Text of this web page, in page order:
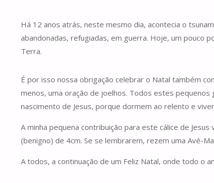
Há 12 anos atrás, neste mesmo dia, acontecia o
abandonadas, refugiadas, em guerra. Hoje, um pouco
Terra.
É por isso nossa obrigação celebrar o Natal também
menos, uma oração de joelhos. Todos estes
nascimento de Jesus, porque dormem ao relento e
A minha pequena contribuição para este cálice de
(benigno) de 4cm. Se se lembrarem, rezem uma Avé-
A todos, a continuação de um Feliz Natal, onde todo o